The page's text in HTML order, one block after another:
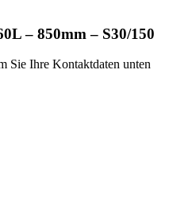
– 850mm – S30/150
Sie Ihre Kontaktdaten unten